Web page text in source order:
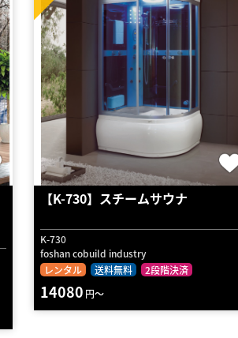
【K-730】スチームサウナ
K-730
foshan cobuild industry
レンタル
送料無料 2段階決済
14080 円～